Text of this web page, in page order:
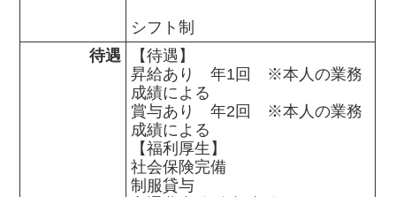
シフト制
待遇
【待遇】
昇給あり　年1回　※本人の業務
成績による
賞与あり　年2回　※本人の業務
成績による
【福利厚生】
社会保険完備
制服貸与